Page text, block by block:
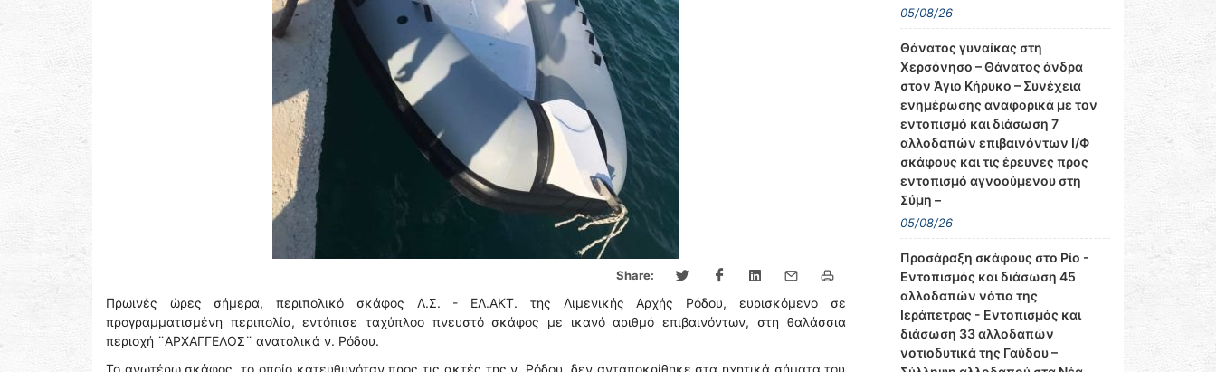
Share:
Πρωινές ώρες σήμερα, περιπολικό σκάφος Λ.Σ. - ΕΛ.ΑΚΤ. της Λιμενικής Αρχής Ρόδου, ευρισκόμενο σε
προγραμματισμένη περιπολία, εντόπισε ταχύπλοο πνευστό σκάφος με ικανό αριθμό επιβαινόντων, στη θαλάσσια
περιοχή ¨ΑΡΧΑΓΓΕΛΟΣ¨ ανατολικά ν. Ρόδου.
Το ανωτέρω σκάφος, το οποίο κατευθυνόταν προς τις ακτές της ν. Ρόδου, δεν ανταποκρίθηκε στα ηχητικά σήματα του
05/08/26
Θάνατος γυναίκας στη
Χερσόνησο – Θάνατος άνδρα
στον Άγιο Κήρυκο – Συνέχεια
ενημέρωσης αναφορικά με τον
εντοπισμό και διάσωση 7
αλλοδαπών επιβαινόντων Ι/Φ
σκάφους και τις έρευνες προς
εντοπισμό αγνοούμενου στη
Σύμη –
05/08/26
Προσάραξη σκάφους στο Ρίο -
Εντοπισμός και διάσωση 45
αλλοδαπών νότια της
Ιεράπετρας - Εντοπισμός και
διάσωση 33 αλλοδαπών
νοτιοδυτικά της Γαύδου –